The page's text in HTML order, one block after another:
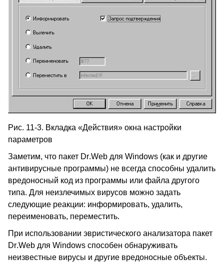
Рис. 11-3. Вкладка «Действия» окна настройки
параметров
Заметим, что пакет Dr.Web для Windows (как и другие
антивирусные программы) не всегда способны удалить
вредоносный код из программы или файла другого
типа. Для неизлечимых вирусов можно задать
следующие реакции: информировать, удалить,
переименовать, переместить.
При использовании эвристического анализатора пакет
Dr.Web для Windows способен обнаруживать
неизвестные вирусы и другие вредоносные объекты.